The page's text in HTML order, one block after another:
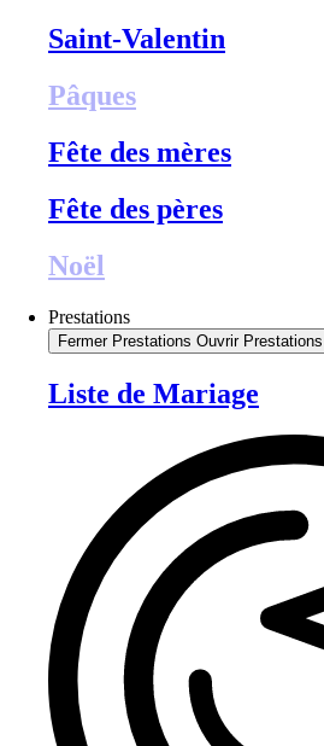
Saint-Valentin
Pâques
Fête des mères
Fête des pères
Noël
Prestations
Fermer Prestations Ouvrir Prestations
Liste de Mariage